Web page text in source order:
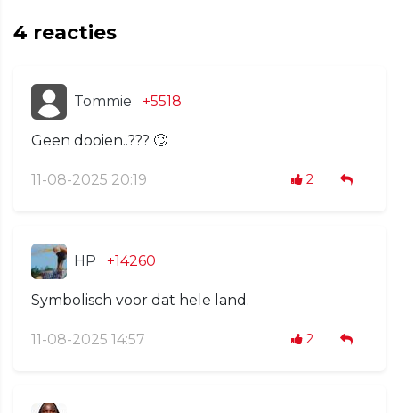
4 reacties
Tommie +5518
Geen dooien..??? 🙄
11-08-2025 20:19 2
HP +14260
Symbolisch voor dat hele land.
11-08-2025 14:57 2